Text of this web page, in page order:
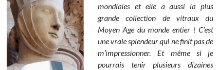
mondiales et elle a aussi la plus
grande collection de vitraux du
Moyen Age du monde entier ! C’est
une vraie splendeur qui ne finit pas de
m’impressionner. Et même si je
pourrais tenir plusieurs dizaines